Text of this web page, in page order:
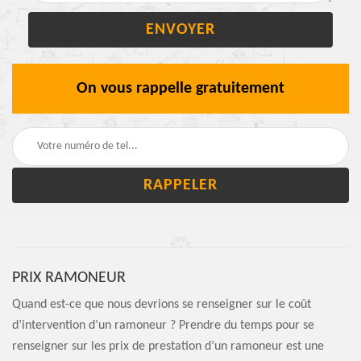
On vous rappelle gratuitement
PRIX RAMONEUR
Quand est-ce que nous devrions se renseigner sur le coût
d’intervention d’un ramoneur ? Prendre du temps pour se
renseigner sur les prix de prestation d’un ramoneur est une